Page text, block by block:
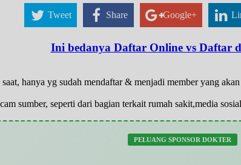
Tweet Share Google+
Ini bedanya Daftar Online vs Daftar
hanya yg sudah mendaftar & menjadi member yang
sumber, seperti dari bagian terkait rumah sakit,media
PELUANG SPONSOR DOKTER